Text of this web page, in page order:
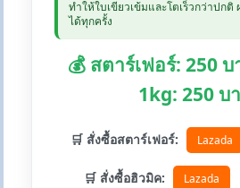
ทำให้ใบเขียวเข้มและโตเร็วกว่าปก
ได้ทุกครั้ง
💰 สตาร์เฟอร์: 250
1kg: 250 บ
🛒 สั่งซื้อสตาร์เฟอร์: Lazada
🛒 สั่งซื้อฮิวมิค: Lazada